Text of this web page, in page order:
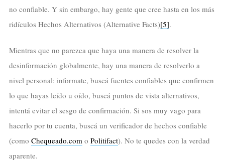
no confiable. Y sin embargo, hay gente que cree hasta en los más
ridículos Hechos Alternativos (Alternative Facts)[5].
Mientras que no parezca que haya una manera de resolver la
desinformación globalmente, hay una manera de resolverlo a
nivel personal: informate, buscá fuentes confiables que confirmen
lo que hayas leído u oído, buscá puntos de vista alternativos,
intentá evitar el sesgo de confirmación. Si sos muy vago para
hacerlo por tu cuenta, buscá un verificador de hechos confiable
(como Chequeado.como Politifact). No te quedes con la verdad
aparente.